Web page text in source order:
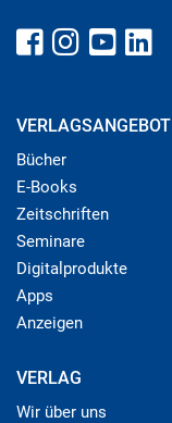
VERLAGSANGEBOT
Bücher
E-Books
Zeitschriften
Seminare
Digitalprodukte
Apps
Anzeigen
VERLAG
Wir über uns